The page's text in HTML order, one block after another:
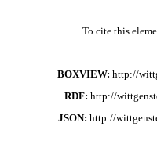
To cite this
BOXVIEW: http://
RDF: http://
JSON: http://